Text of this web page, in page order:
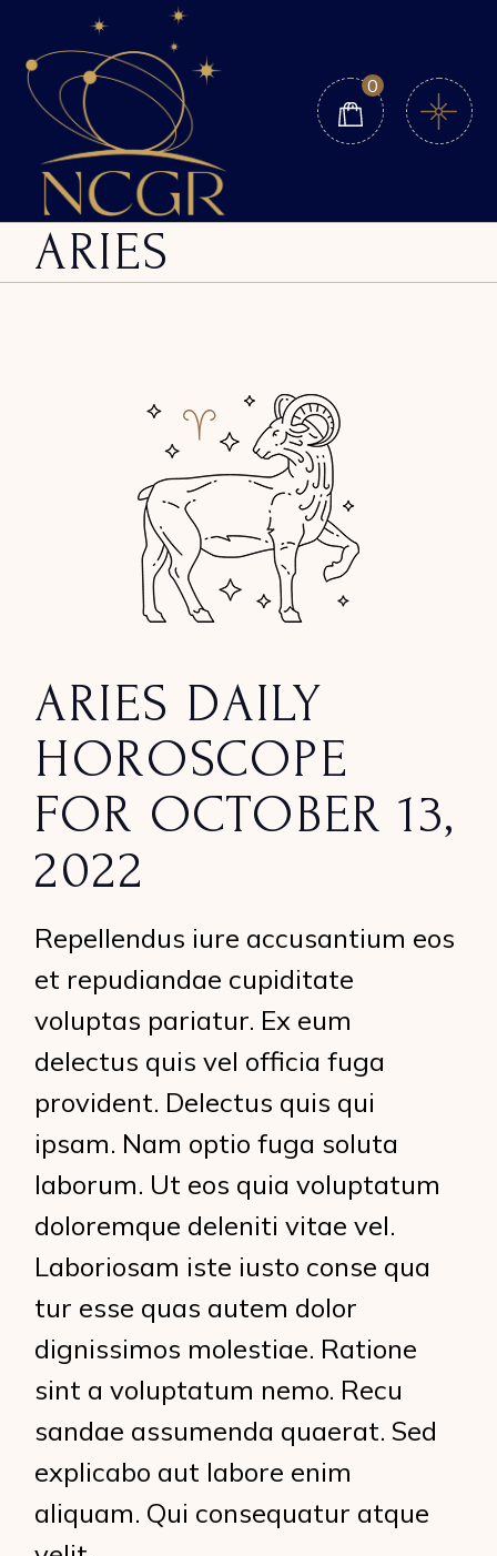
0
ARIES
ARIES DAILY
HOROSCOPE
FOR OCTOBER 13,
2022
Repellendus iure accusantium eos
et repudiandae cupiditate
voluptas pariatur. Ex eum
delectus quis vel officia fuga
provident. Delectus quis qui
ipsam. Nam optio fuga soluta
laborum. Ut eos quia voluptatum
doloremque deleniti vitae vel.
Laboriosam iste iusto conse qua
tur esse quas autem dolor
dignissimos molestiae. Ratione
sint a voluptatum nemo. Recu
sandae assumenda quaerat. Sed
explicabo aut labore enim
aliquam. Qui consequatur atque